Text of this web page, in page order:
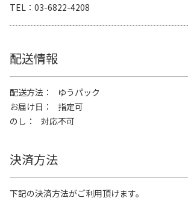
TEL
03-6822-4208
配送情報
配送方法
ゆうパック
お届け日
指定可
のし
対応不可
決済方法
下記の決済方法がご利用頂けます。